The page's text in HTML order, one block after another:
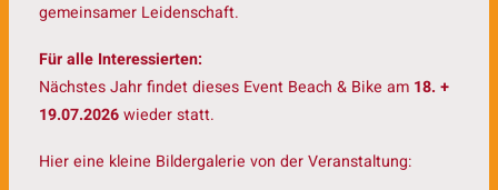
gemeinsamer Leidenschaft.
Für alle Interessierten:
Nächstes Jahr findet dieses Event Beach & Bike am 18. +
19.07.2026wieder statt.
Hier eine kleine Bildergalerie von der Veranstaltung: